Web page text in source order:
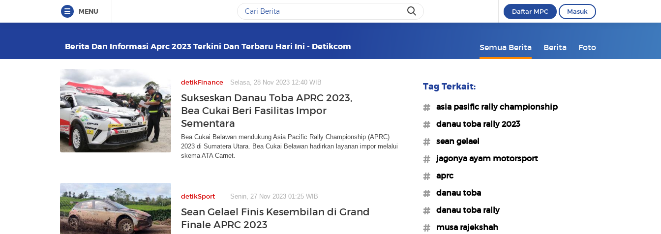
MENU Daftar MPC Masuk
Berita Dan Informasi Aprc 2023 Terkini Dan Terbaru Hari Ini - Detikcom Semua Berita Berita Foto
detikFinance Selasa, 28 Nov 2023 12:40 WIB
Sukseskan Danau Toba APRC 2023,
Bea Cukai Beri Fasilitas Impor
Sementara
Bea Cukai Belawan mendukung Asia Pacific Rally Championship (APRC)
2023 di Sumatera Utara. Bea Cukai Belawan hadirkan layanan impor melalui
skema ATA Carnet.
detikSport Senin, 27 Nov 2023 01:25 WIB
Sean Gelael Finis Kesembilan di Grand
Finale APRC 2023
Tag Terkait:
#asia pasific rally championship
#danau toba rally 2023
#sean gelael
#jagonya ayam motorsport
#aprc
#danau toba
#danau toba rally
#musa rajekshah